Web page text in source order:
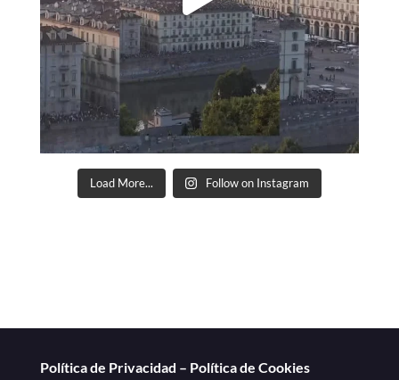
Load More... Follow on Instagram
Política de Privacidad – Política de Cookies